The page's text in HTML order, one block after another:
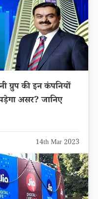
ग्रुप की इन कंपनियों
असर? जानिए
14th Mar 2023